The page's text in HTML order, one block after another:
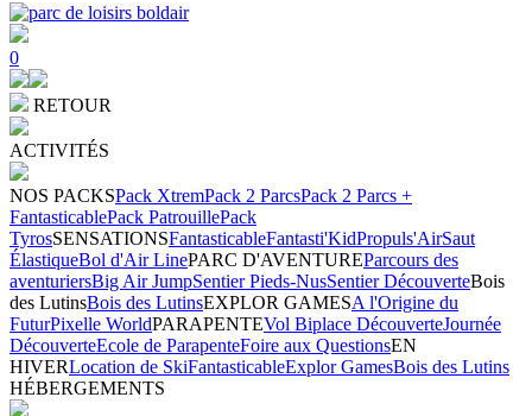
0
RETOUR
ACTIVITÉS
NOS PACKSPack XtremPack 2 ParcsPack 2 Parcs +
FantasticablePack PatrouillePack
TyrosSENSATIONSFantasticableFantasti'KidPropuls'AirSaut
ÉlastiqueBol d'Air LinePARC D'AVENTUREParcours des
aventuriersBig Air JumpSentier Pieds-NusSentier DécouverteBois
des LutinsBois des LutinsEXPLOR GAMESA l'Origine du
FuturPixelle WorldPARAPENTEVol Biplace DécouverteJournée
DécouverteEcole de ParapenteFoire aux QuestionsEN
HIVERLocation de SkiFantasticableExplor GamesBois des Lutins
HÉBERGEMENTS